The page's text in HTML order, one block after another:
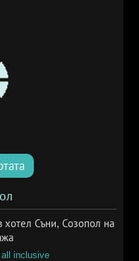
Съни, Созопол на
all inclusive